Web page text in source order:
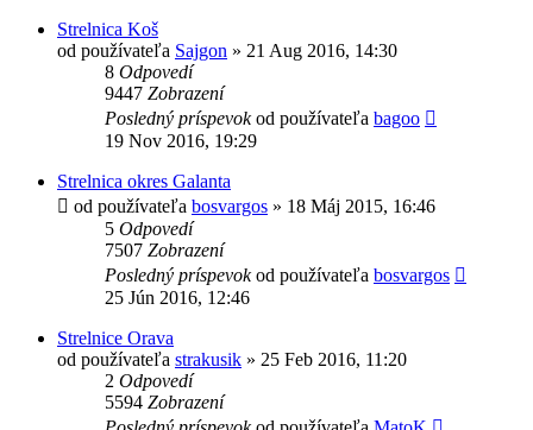
Strelnica Koš
od používateľa Sajgon » 21 Aug 2016, 14:30
8 Odpovedí
9447 Zobrazení
Posledný príspevokod používateľa bagoo
19 Nov 2016, 19:29
Strelnica okres Galanta
od používateľa bosvargos » 18 Máj 2015, 16:46
5 Odpovedí
7507 Zobrazení
Posledný príspevokod používateľa bosvargos
25 Jún 2016, 12:46
Strelnice Orava
od používateľa strakusik » 25 Feb 2016, 11:20
2 Odpovedí
5594 Zobrazení